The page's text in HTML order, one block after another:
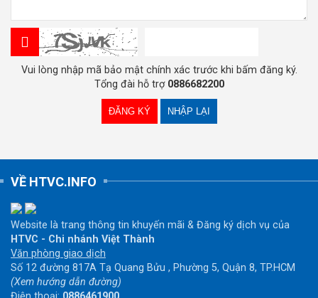
Vui lòng nhập mã bảo mật chính xác trước khi bấm đăng ký.
Tổng đài hỗ trợ 0886682200
VỀ HTVC.INFO
Website là trang thông tin khuyến mãi & Đăng ký dịch vụ của
HTVC - Chi nhánh Việt Thành
Văn phòng giao dịch
Số 12 đường 817A Tạ Quang Bửu , Phường 5, Quận 8, TP.HCM
(Xem hướng dẫn đường)